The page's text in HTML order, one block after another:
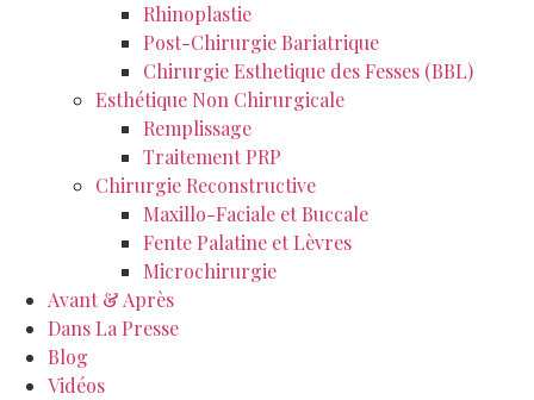
Rhinoplastie
Post-Chirurgie Bariatrique
Chirurgie Esthetique des Fesses (BBL)
Esthétique Non Chirurgicale
Remplissage
Traitement PRP
Chirurgie Reconstructive
Maxillo-Faciale et Buccale
Fente Palatine et Lèvres
Microchirurgie
Avant & Après
Dans La Presse
Blog
Vidéos